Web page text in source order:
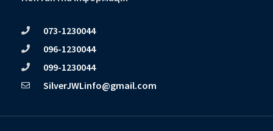
073-1230044
096-1230044
099-1230044
SilverJWLinfo@gmail.com